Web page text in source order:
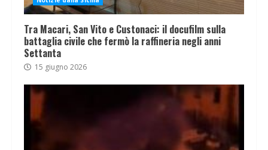
Tra Macari, San Vito e Custonaci: il docufilm sulla
battaglia civile che fermò la raffineria negli anni
Settanta
15 giugno 2026